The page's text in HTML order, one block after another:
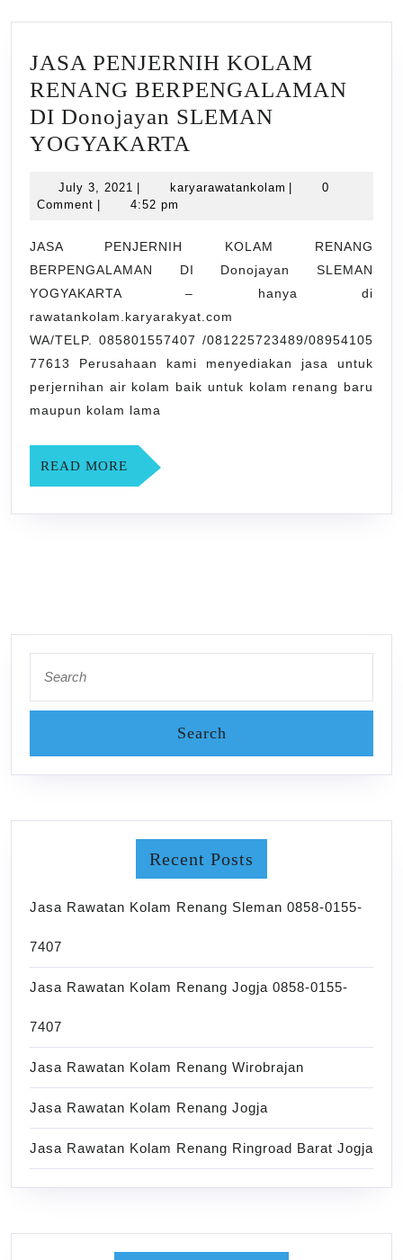
JASA PENJERNIH KOLAM
RENANG BERPENGALAMAN
DI Donojayan SLEMAN
YOGYAKARTA
KOLAM
BERPENGALAMAN
DI
Donojayan
SLEMAN
YOGYAKARTA
July 3, 2021 July
3,
karyarawatankolam karyarawatankolam
0
Comment
4:52 pm
JASA PENJERNIH KOLAM RENANG
BERPENGALAMAN DI Donojayan SLEMAN
YOGYAKARTA – hanya di
rawatankolam.karyarakyat.com
WA/TELP. 085801557407 /081225723489/08954105
77613 Perusahaan kami menyediakan jasa untuk
perjernihan air kolam baik untuk kolam renang baru
maupun kolam lama
READ MORE READ
MORE
for:
Recent Posts
Jasa Rawatan Kolam Renang Sleman 0858-0155-
7407
Jasa Rawatan Kolam Renang Jogja 0858-0155-
7407
Jasa Rawatan Kolam Renang Wirobrajan
Jasa Rawatan Kolam Renang Jogja
Jasa Rawatan Kolam Renang Ringroad Barat Jogja